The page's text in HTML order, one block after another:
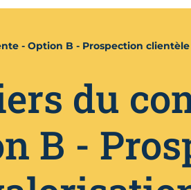
- Option B - Prospection
du
B -